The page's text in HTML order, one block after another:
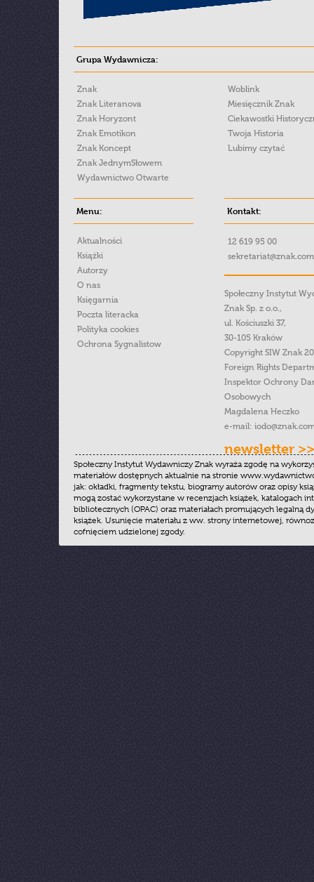
Grupa Wydawnicza:
Znak
Znak Literanova
Znak Horyzont
Znak Emotikon
Znak Koncept
Znak JednymSłowem
Wydawnictwo Otwarte
Woblink
Miesięcznik Znak
Ciekawostki
Twoja Historia
Lubimy czytać
Menu:
Aktualności
Książki
Autorzy
O nas
Księgarnia
Poczta literacka
Polityka cookies
Ochrona Sygnalistow
Kontakt:
12 619 95 00
Społeczny Instytut
Znak Sp. z o.o.,
ul. Kościuszki 37,
30-105 Kraków
Copyright SIW Znak
Foreign Rights
Inspektor Ochrony
Osobowych
Magdalena Heczko
e-mail:
newsletter >>
Społeczny Instytut Wydawniczy Znak wyraża zgodę na
materiałów dostępnych aktualnie na stronie
jak: okładki, fragmenty tekstu, biogramy autorów oraz opisy
mogą zostać wykorzystane w recenzjach książek, katalogach
bibliotecznych (OPAC) oraz materiałach promujących legalną
książek. Usunięcie materiału z ww. strony internetowej,
cofnięciem udzielonej zgody.